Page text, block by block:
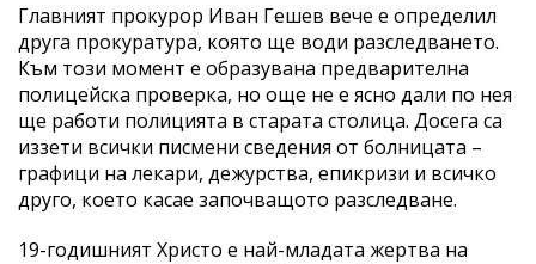
Главният прокурор Иван Гешев вече е определил
друга прокуратура, която ще води разследването.
Към този момент е образувана предварителна
полицейска проверка, но още не е ясно дали по нея
ще работи полицията в старата столица. Досега са
иззети всички писмени сведения от болницата –
графици на лекари, дежурства, епикризи и всичко
друго, което касае започващото разследване.
19-годишният Христо е най-младата жертва на